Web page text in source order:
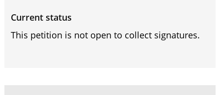
Current status
This petition is not open to collect signatures.